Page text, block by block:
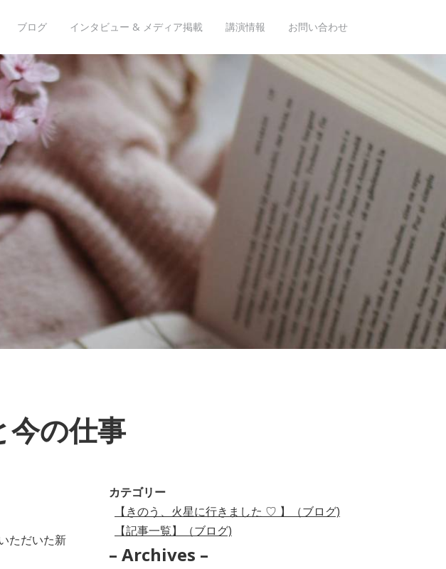
ブログ インタビュー & メディア掲載 講演情報 お問い合わせ
今の仕事
ただいた新
カテゴリー
【きのう、火星に行きました ♡ 】（ブログ)
【記事一覧】（ブログ)
– Archives –